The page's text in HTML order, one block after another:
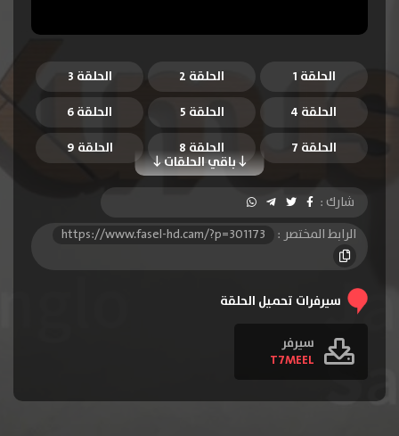
الحلقة 1 الحلقة 2
الحلقة 3
الحلقة 4
الحلقة 5 الحلقة 6
باقي الحلقات
الحلقة 7 الحلقة 8
الحلقة 9
الحلقة 10
شارك :
الرابط المختصر :
https://www.fasel-hd.cam/?p=301173
سيرفرات تحميل الحلقة
سيرفر
T7MEEL